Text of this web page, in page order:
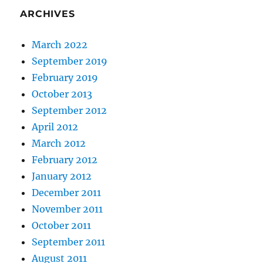
ARCHIVES
March 2022
September 2019
February 2019
October 2013
September 2012
April 2012
March 2012
February 2012
January 2012
December 2011
November 2011
October 2011
September 2011
August 2011